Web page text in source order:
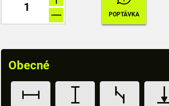
Obecné